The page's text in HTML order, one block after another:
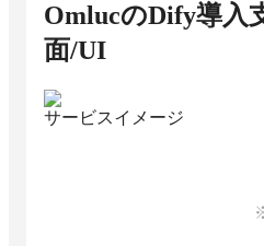
OmlucのDify導入
面/UI
サービスイメージ